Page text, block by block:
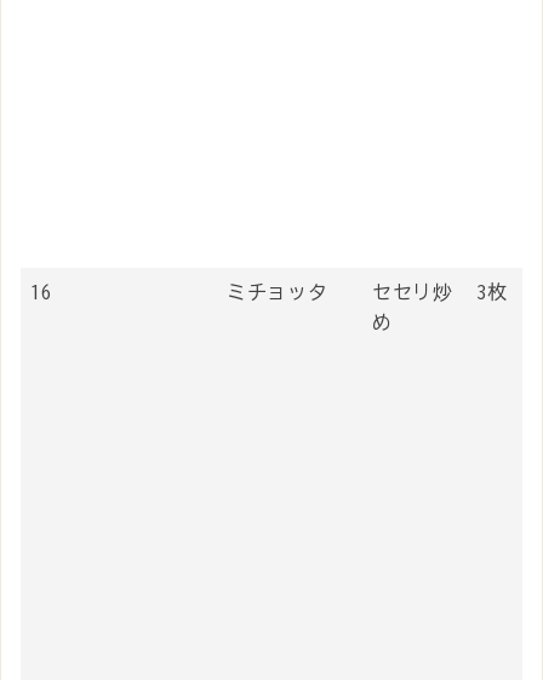
16 ミチョッタ
セセリ炒
め
3枚